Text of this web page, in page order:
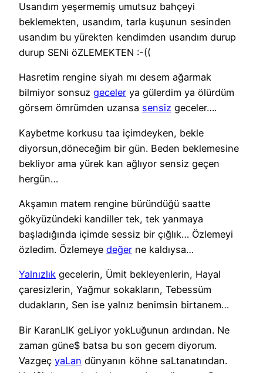
Usandım yeşermemiş umutsuz bahçeyi
beklemekten, usandım, tarla kuşunun sesinden
usandım bu yürekten kendimden usandım durup
durup SENi öZLEMEKTEN :-((
Hasretim rengine siyah mı desem ağarmak
bilmiyor sonsuz geceler ya gülerdim ya ölürdüm
görsem ömrümden uzansa sensiz geceler….
Kaybetme korkusu taa içimdeyken, bekle
diyorsun,döneceğim bir gün. Beden beklemesine
bekliyor ama yürek kan ağlıyor sensiz geçen
hergün…
Akşamın matem rengine büründüğü saatte
gökyüzündeki kandiller tek, tek yanmaya
başladığında içimde sessiz bir çığlık… Özlemeyi
özledim. Özlemeye değer ne kaldıysa…
Yalnızlık gecelerin, Ümit bekleyenlerin, Hayal
çaresizlerin, Yağmur sokakların, Tebessüm
dudakların, Sen ise yalnız benimsin birtanem…
Bir KaranLIK geLiyor yokLuğunun ardından. Ne
zaman güne$ batsa bu son gecem diyorum.
Vazgeç yaLan dünyanın köhne saLtanatından.